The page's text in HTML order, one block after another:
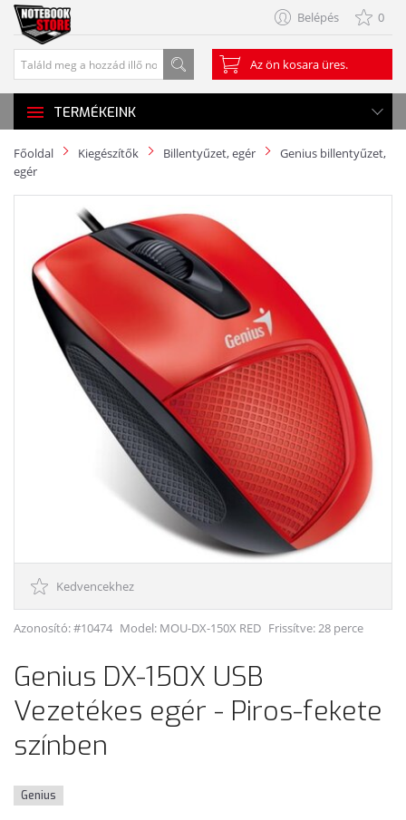
Belépés 0
Az ön kosara üres.
TERMÉKEINK
Főoldal Kiegészítők Billentyűzet, egér
Genius billentyűzet,
egér
Kedvencekhez
Azonosító: #10474 Model: MOU-DX-150X RED Frissítve: 28 perce
Genius DX-150X USB
Vezetékes egér - Piros-fekete
színben
Genius